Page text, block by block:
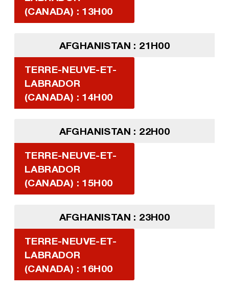
(CANADA) : 13H00
AFGHANISTAN : 21H00
TERRE-NEUVE-ET-
LABRADOR
(CANADA) : 14H00
AFGHANISTAN : 22H00
TERRE-NEUVE-ET-
LABRADOR
(CANADA) : 15H00
AFGHANISTAN : 23H00
TERRE-NEUVE-ET-
LABRADOR
(CANADA) : 16H00